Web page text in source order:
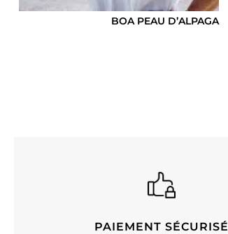
BOA PEAU D’ALPAGA
PAIEMENT SÉCURISÉ